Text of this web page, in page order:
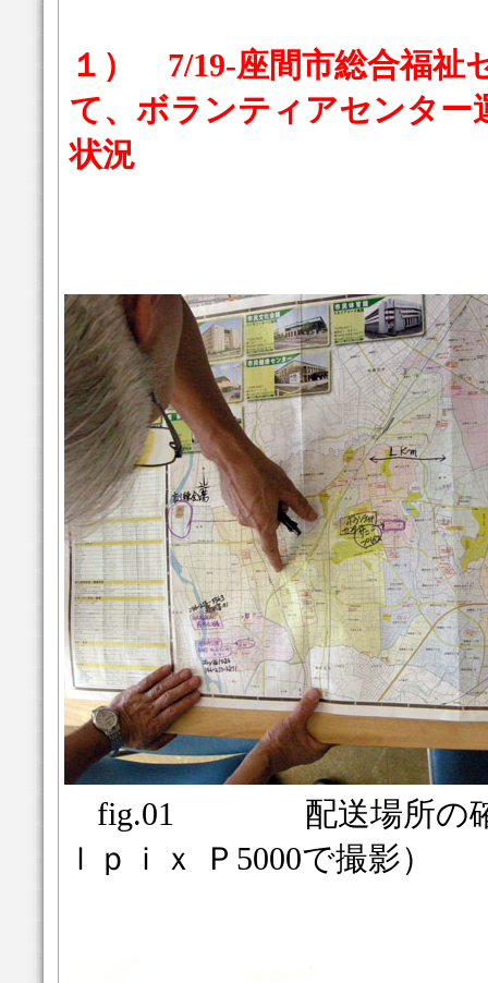
１） 7/19-座間市総合福祉
て、ボランティアセンター
状況
fig.01 配送場所の確
ｌｐｉｘ Ｐ5000で撮影）